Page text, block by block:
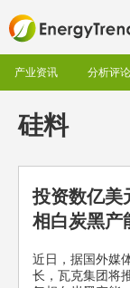
产业资讯 分析评论
硅料
投资数亿美
相白炭黑产
近日，据国外媒
长，瓦克集团将